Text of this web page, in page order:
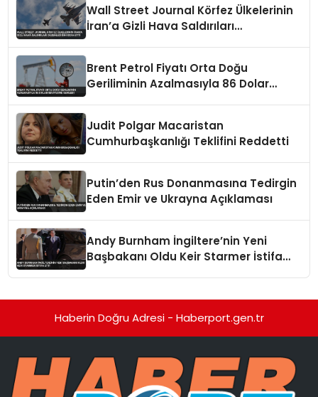
Wall Street Journal Körfez Ülkelerinin
İran’a Gizli Hava Saldırıları
Brent Petrol Fiyatı Orta Doğu
Geriliminin Azalmasıyla 86 Dolar
Judit Polgar Macaristan
Cumhurbaşkanlığı Teklifini Reddetti
Putin’den Rus Donanmasına Tedirgin
Eden Emir ve Ukrayna Açıklaması
Andy Burnham İngiltere’nin Yeni
Başbakanı Oldu Keir Starmer İstifa
Haberin Doğru Adresi - Haberport.gen.tr